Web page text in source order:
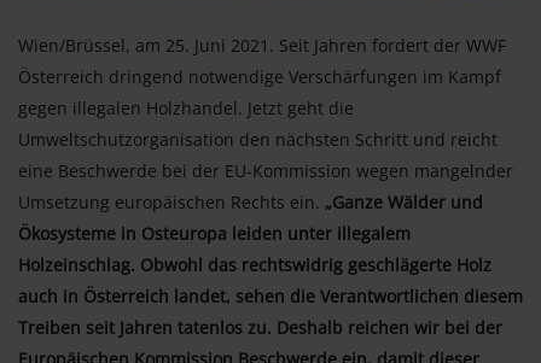
Wien/Brüssel, am 25. Juni 2021. Seit Jahren fordert der WWF
Österreich dringend notwendige Verschärfungen im Kampf
gegen illegalen Holzhandel. Jetzt geht die
Umweltschutzorganisation den nächsten Schritt und reicht
eine Beschwerde bei der EU-Kommission wegen mangelnder
Umsetzung europäischen Rechts ein. „Ganze Wälder und
Ökosysteme in Osteuropa leiden unter illegalem
Holzeinschlag. Obwohl das rechtswidrig geschlägerte Holz
auch in Österreich landet, sehen die Verantwortlichen diesem
Treiben seit Jahren tatenlos zu. Deshalb reichen wir bei der
Europäischen Kommission Beschwerde ein, damit dieser